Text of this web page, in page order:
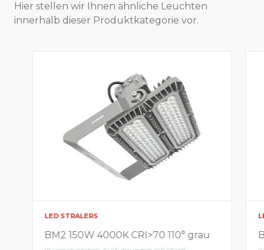
Hier stellen wir Ihnen ähnliche Leuchten
innerhalb dieser Produktkategorie vor.
LED STRALERS
BM2 150W 4000K CRI>70 110° grau